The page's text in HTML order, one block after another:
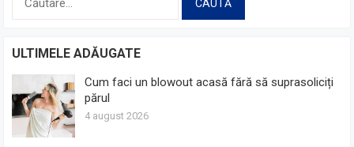
ULTIMELE ADĂUGATE
Cum faci un blowout acasă fără să suprasoliciți
părul
4 august 2026